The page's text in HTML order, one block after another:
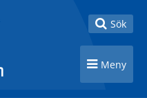
Toggle
Sök
Toggle
Meny